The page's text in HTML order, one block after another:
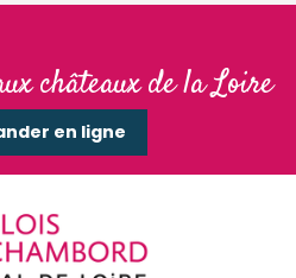
châteaux de la Loire
en ligne